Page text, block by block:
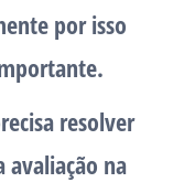
por isso
resolver
avaliação na